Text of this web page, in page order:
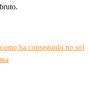
ha conseguido no sol